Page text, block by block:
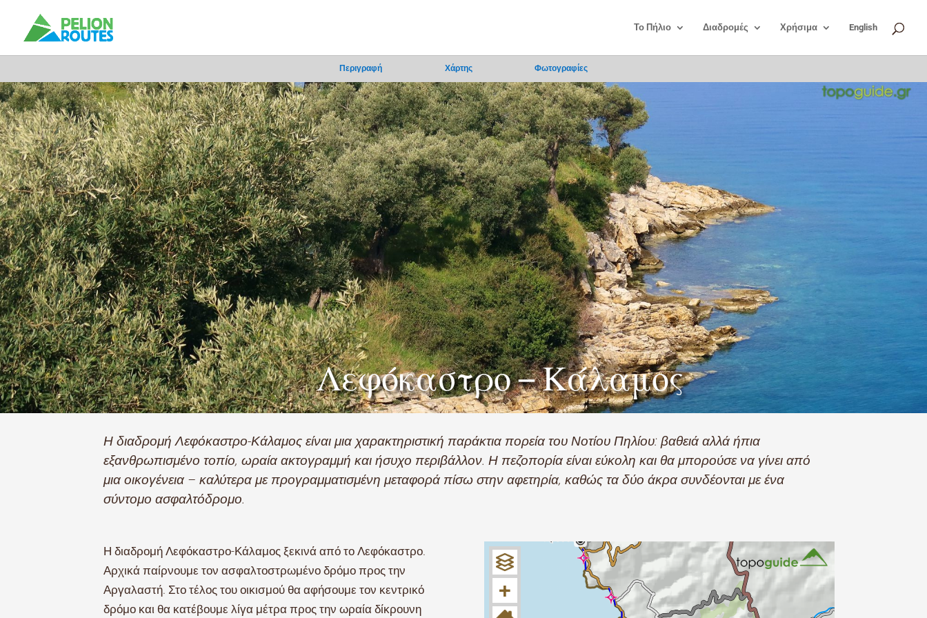
Το Πήλιο Διαδρομές Χρήσιμα English
Περιγραφή Χάρτης Φωτογραφίες
Λεφόκαστρο – Κάλαμος
Η διαδρομή Λεφόκαστρο-Κάλαμος είναι μια χαρακτηριστική παράκτια πορεία του Νοτίου Πηλίου: βαθειά αλλά ήπια
εξανθρωπισμένο τοπίο, ωραία ακτογραμμή και ήσυχο περιβάλλον. Η πεζοπορία είναι εύκολη και θα μπορούσε να γίνει από
μια οικογένεια – καλύτερα με προγραμματισμένη μεταφορά πίσω στην αφετηρία, καθώς τα δύο άκρα συνδέονται με ένα
σύντομο ασφαλτόδρομο.
Η διαδρομή Λεφόκαστρο-Κάλαμος ξεκινά από το Λεφόκαστρο.
Αρχικά παίρνουμε τον ασφαλτοστρωμένο δρόμο προς την
Αργαλαστή. Στο τέλος του οικισμού θα αφήσουμε τον κεντρικό
δρόμο και θα κατέβουμε λίγα μέτρα προς την ωραία δίκρουνη
+